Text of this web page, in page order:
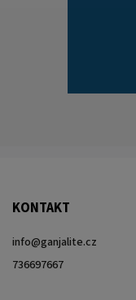
KONTAKT
info@ganjalite.cz
736697667